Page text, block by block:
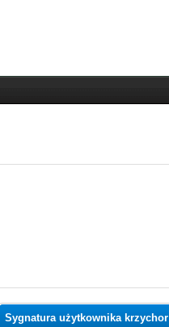
Sygnatura użytkownika krzychor